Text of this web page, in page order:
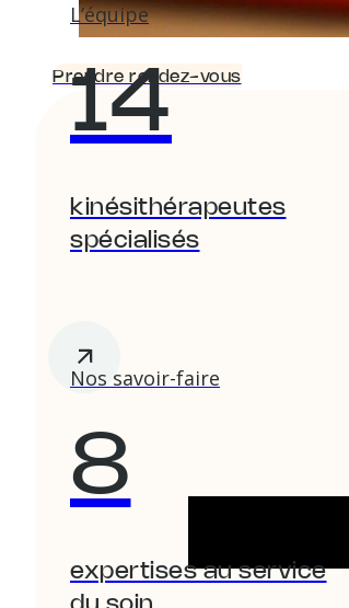
Prendre rendez-vous
L’équipe
14
kinésithérapeutes
spécialisés
Nos savoir-faire
8
expertises au service